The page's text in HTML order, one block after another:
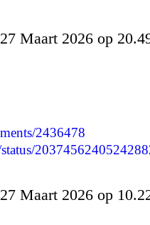
Maart 2026 op
2436478
Maart 2026 op